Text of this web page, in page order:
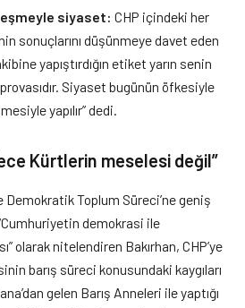
siyaset: CHP içindeki her
sonuçlarını düşünmeye davet eden
yapıştırdığın etiket yarın senin
Siyaset bugünün öfkesiyle
yapılır” dedi.
Kürtlerin meselesi değil”
Demokratik Toplum Süreci’ne geniş
demokrasi ile
olarak nitelendiren Bakırhan, CHP’ye
barış süreci konusundaki kaygıları
gelen Barış Anneleri ile yaptığı